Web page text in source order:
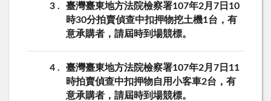
3
臺灣臺東地方法院檢察署107年2月7日10
時30分拍賣偵查中扣押物挖土機1台，有
意承購者，請屆時到場競標。
4
臺灣臺東地方法院檢察署107年2月7日11
時拍賣偵查中扣押物自用小客車2台，有
意承購者，請屆時到場競標。